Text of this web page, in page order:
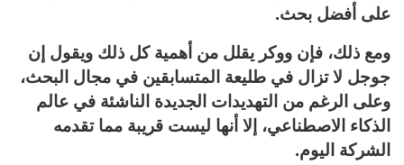
على أفضل بحث.
ومع ذلك، فإن ووكر يقلل من أهمية كل ذلك ويقول إن
جوجل لا تزال في طليعة المتسابقين في مجال البحث،
وعلى الرغم من التهديدات الجديدة الناشئة في عالم
الذكاء الاصطناعي، إلا أنها ليست قريبة مما تقدمه
الشركة اليوم.